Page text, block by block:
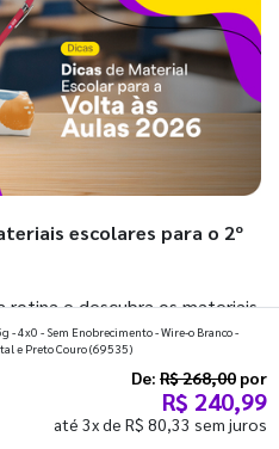
escolares para o 2º
rotina e descubra os materiais
começar o segundo
4x0 - Sem Enobrecimento - Wire-o Branco -
e Preto Couro(69535)
De: R$ 268,00 por
R$ 240,99
até 3x de R$ 80,33 sem juros